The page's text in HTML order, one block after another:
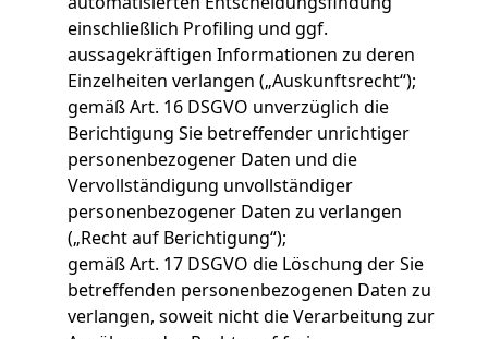
einschließlich Profiling und ggf.
aussagekräftigen Informationen zu deren
Einzelheiten verlangen („Auskunftsrecht“);
gemäß Art. 16 DSGVO unverzüglich die
Berichtigung Sie betreffender unrichtiger
personenbezogener Daten und die
Vervollständigung unvollständiger
personenbezogener Daten zu verlangen
(„Recht auf Berichtigung“);
gemäß Art. 17 DSGVO die Löschung der Sie
betreffenden personenbezogenen Daten zu
verlangen, soweit nicht die Verarbeitung zur